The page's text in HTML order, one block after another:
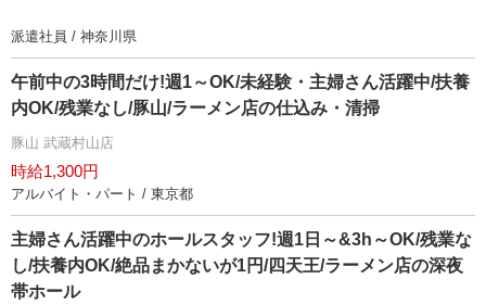
派遣社員 / 神奈川県
午前中の3時間だけ!週1～OK/未経験・主婦さん活躍中/扶養
内OK/残業なし/豚山/ラーメン店の仕込み・清掃
豚山 武蔵村山店
時給1,300円
アルバイト・パート / 東京都
主婦さん活躍中のホールスタッフ!週1日～&3h～OK/残業な
し/扶養内OK/絶品まかないが1円/四天王/ラーメン店の深夜
帯ホール